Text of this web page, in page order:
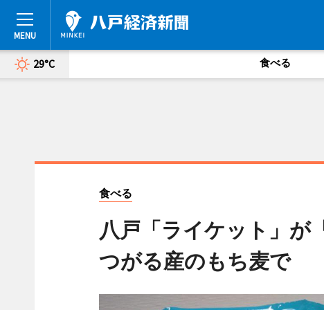
29°C 食べる
食べる
八戸「ライケット」が
つがる産のもち麦で